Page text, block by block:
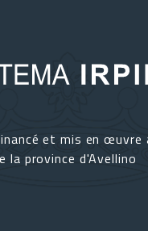
et mis en œuvre
la province d'Avellino